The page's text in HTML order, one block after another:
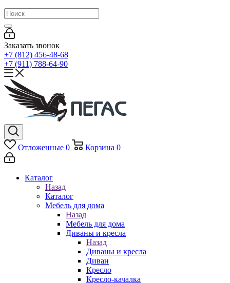
Заказать звонок
+7 (812) 456-48-68
+7 (911) 788-64-90
Отложенные 0 Корзина 0
Каталог
Назад
Каталог
Мебель для дома
Назад
Мебель для дома
Диваны и кресла
Назад
Диваны и кресла
Диван
Кресло
Кресло-качалка